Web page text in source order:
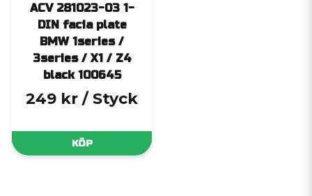
ACV 281023-03 1-
DIN facia plate
BMW 1series /
3series / X1 / Z4
black 100645
249 kr / Styck
KÖP